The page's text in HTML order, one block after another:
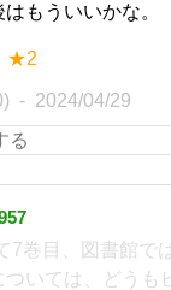
もういいかな。
★2
2024/04/29
7巻目、図書館で
ついては、どうも